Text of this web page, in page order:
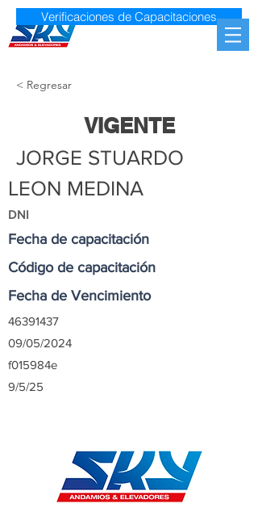
Verificaciones de Capacitaciones
< Regresar
VIGENTE
JORGE STUARDO
LEON MEDINA
DNI
Fecha de capacitación
Código de capacitación
Fecha de Vencimiento
46391437
09/05/2024
f015984e
9/5/25